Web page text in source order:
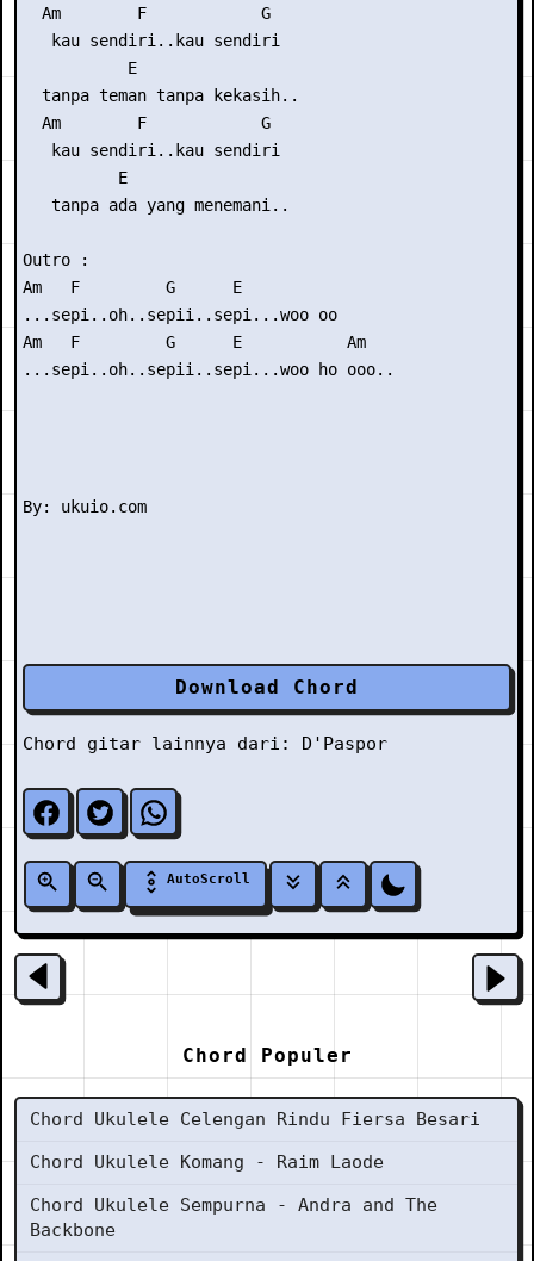
  Am        F            G
   kau sendiri..kau sendiri
           E
  tanpa teman tanpa kekasih..
  Am        F            G
   kau sendiri..kau sendiri
          E
   tanpa ada yang menemani..
Outro :
Am   F         G      E
...sepi..oh..sepii..sepi...woo oo
Am   F         G      E           Am
...sepi..oh..sepii..sepi...woo ho ooo..
Download Chord
Chord gitar lainnya dari: D'Paspor
AutoScroll
Chord Populer
Chord Ukulele Celengan Rindu Fiersa Besari
Chord Ukulele Komang - Raim Laode
Chord Ukulele Sempurna - Andra and The
Backbone